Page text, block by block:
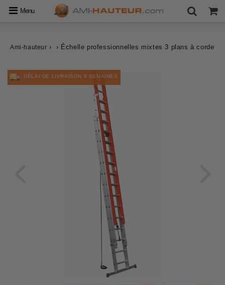
Menu
Ami-hauteur › › Échelle professionnelles mixtes 3 plans à corde
DÉLAI DE LIVRAISON 6 SEMAINES